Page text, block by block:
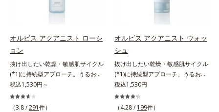
皮脂・汚れの除去による
どまってうるおいを蓄えてくれま
す。刺激を受けやすくなった角層を
うるおいで満たし、脱・敏感肌を目
指します。無油分・無着色・無香
不使用(*5)・パラベンフリー、6つ
のフリー処方で徹底的に肌に寄り添
います。*1 乾燥と敏感をくり返す
こと*2 敏感肌対象連用テスト済
（すべての方のお肌に合うというこ
とではありません）*3 乾燥して敏
オルビス アクアニスト ローシ
ョン
抜け出したい乾燥・敏感肌サイクル
(*1)に持続型アプローチ。うるおい
を追求した敏感肌用保湿スキンケア
(*2)。うるおいを逃し、刺激を受け
やすい角層の“乾燥敏感スランプ
税込1,530円～
（3.8 /291件）
オルビス アクアニスト ウォッ
シュ
抜け出したい乾燥・敏感肌サイクル
(*1)に持続型アプローチ。うるおい
を追求した敏感肌用保湿スキンケア
(*2)。うるおいを逃し、刺激を受け
やすい角層の“乾燥敏感スランプ
税込1,530円
（4.28 / 199件）